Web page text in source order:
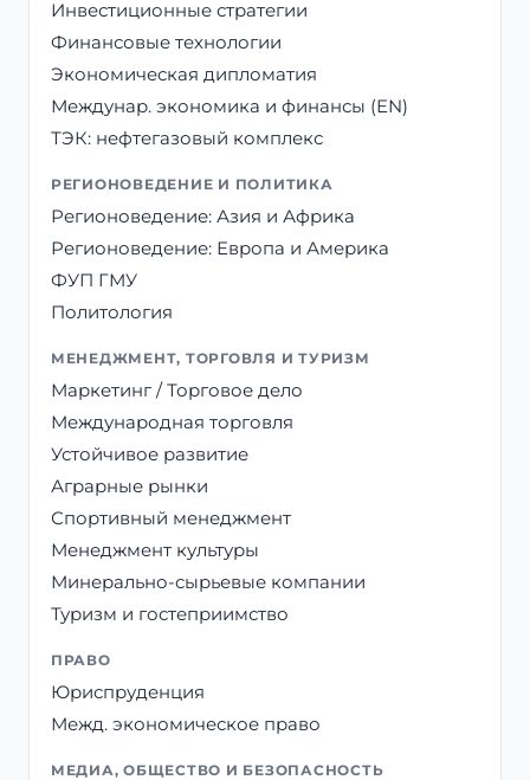
Инвестиционные стратегии
Финансовые технологии
Экономическая дипломатия
Междунар. экономика и финансы (EN)
ТЭК: нефтегазовый комплекс
РЕГИОНОВЕДЕНИЕ И ПОЛИТИКА
Регионоведение: Азия и Африка
Регионоведение: Европа и Америка
ФУП ГМУ
Политология
МЕНЕДЖМЕНТ, ТОРГОВЛЯ И ТУРИЗМ
Маркетинг / Торговое дело
Международная торговля
Устойчивое развитие
Аграрные рынки
Спортивный менеджмент
Менеджмент культуры
Минерально-сырьевые компании
Туризм и гостеприимство
ПРАВО
Юриспруденция
Межд. экономическое право
МЕДИА, ОБЩЕСТВО И БЕЗОПАСНОСТЬ